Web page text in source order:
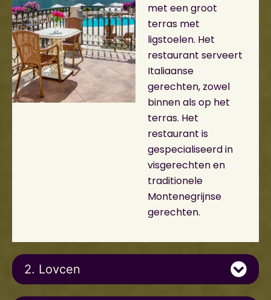
met een groot
terras met
ligstoelen. Het
restaurant serveert
Italiaanse
gerechten, zowel
binnen als op het
terras. Het
restaurant is
gespecialiseerd in
visgerechten en
traditionele
Montenegrijnse
gerechten.
2. Lovcen